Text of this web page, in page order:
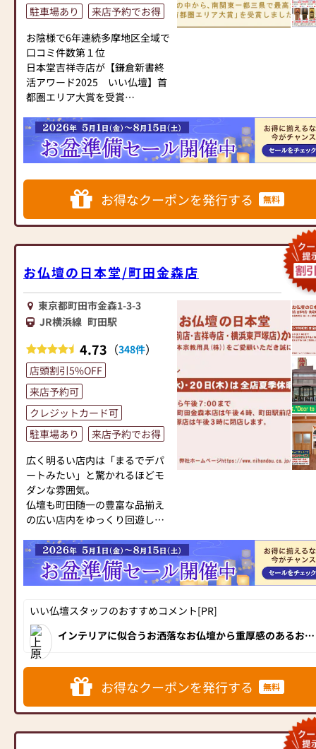
駐車場あり
来店予約でお得
お陰様で6年連続多摩地区全域で
口コミ件数第１位
日本堂吉祥寺店が【鎌倉新書終
活アワード2025 いい仏壇】首
都圏エリア大賞を受賞
プラットフォーム「いい仏壇」
において、最もお客様に貢献し
た事業者の中から、南関東一都
ア大賞」を受賞しました。
武蔵野市・三鷹市最大級の展示
本数‼小さなお仏壇から大きなお
仏壇まで展示本数180本以上！
元供養品も数多く取り揃えてお
ります。皆様のご来店を心より
お待ちしております。
≫≫
お仏壇・お位牌をご購入検討中
のお客様へ
時間帯によっては大変混みあい
ますので来店予約がおすすめで
す。
午後2時～3時ぐらいが比較的す
いている場合が多いいです。
このページの上部の写真スライ
ダーの上の「クーポンを受け取
る」をクリックして頂いて、
「同時に来店予約も可能です」
から日付をお選びください。
⭐⭐⭐6月26日(金)より8月17日
(月)まで【お盆大特価セール】
開催中‼⭐⭐⭐
おります。早目のご準備がオス
スメです。
古いお仏壇の引き取り料が無料
*当店にてお仏壇をご購入のお客
様に限り、古いお仏壇の引取り
を無料で致します。
お客様。但しお仏壇のお引取り
お得なクーポンを発行する 無料
お仏壇の日本堂/町田金森店
東京都町田市金森1-3-3
JR横浜線 町田駅
4.73 （348件）
店頭割引5%OFF
来店予約可
クレジットカード可
駐車場あり
来店予約でお得
広く明るい店内は「まるでデパ
ートみたい」と驚かれるほどモ
ダンな雰囲気。
仏壇も町田随一の豊富な品揃え
の広い店内をゆっくり回遊して
ベテランスタッフが心を込めて
接客させて頂きます。
お客様の疑問な点ご不安に思っ
ませ。
『偲ぶ心をかたちにするお手伝
い』を私達のモットーです。
お客様お気持ちに寄り添いなが
らよりお客様に納得して頂ける
ご説明を致します。
是非一度、皆様で日本堂町田金
森店にご来店下さいませ!!
いい仏壇スタッフのおすすめコメント[PR]
インテリアに似合うお洒落なお仏壇から重厚感のあるお仏
壇まで、展示は100台以上！お位牌や仏具、小物の品揃え
くのお客様が来店されています。
お得なクーポンを発行する 無料